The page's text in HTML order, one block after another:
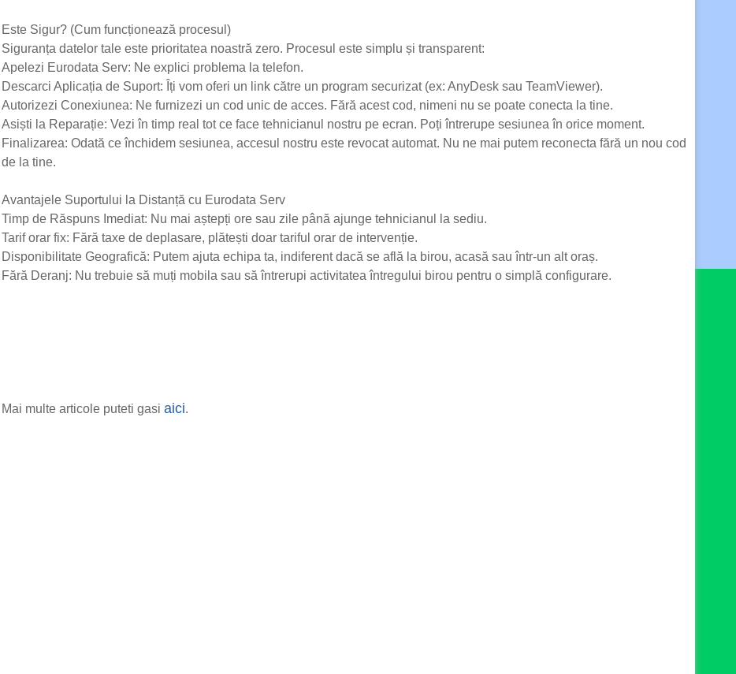
Este Sigur? (Cum funcționează procesul)
Siguranța datelor tale este prioritatea noastră zero. Procesul este simplu și transparent:
Apelezi Eurodata Serv: Ne explici problema la telefon.
Descarci Aplicația de Suport: Îți vom oferi un link către un program securizat (ex: AnyDesk sau TeamViewer).
Autorizezi Conexiunea: Ne furnizezi un cod unic de acces. Fără acest cod, nimeni nu se poate conecta la tine.
Asiști la Reparație: Vezi în timp real tot ce face tehnicianul nostru pe ecran. Poți întrerupe sesiunea în orice moment.
Finalizarea: Odată ce închidem sesiunea, accesul nostru este revocat automat. Nu ne mai putem reconecta fără un nou cod
de la tine.
Avantajele Suportului la Distanță cu Eurodata Serv
Timp de Răspuns Imediat: Nu mai aștepți ore sau zile până ajunge tehnicianul la sediu.
Tarif orar fix: Fără taxe de deplasare, plătești doar tariful orar de intervenție.
Disponibilitate Geografică: Putem ajuta echipa ta, indiferent dacă se află la birou, acasă sau într-un alt oraș.
Fără Deranj: Nu trebuie să muți mobila sau să întrerupi activitatea întregului birou pentru o simplă configurare.
Mai multe articole puteti gasi aici.